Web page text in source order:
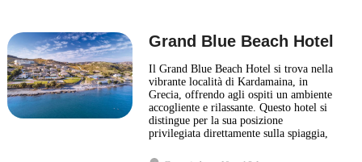
Grand Blue Beach Hotel
Il Grand Blue Beach Hotel si trova nella
vibrante località di Kardamaina, in
Grecia, offrendo agli ospiti un ambiente
accogliente e rilassante. Questo hotel si
distingue per la sua posizione
privilegiata direttamente sulla spiaggia,
dorata e alle acque cristalline del Mar